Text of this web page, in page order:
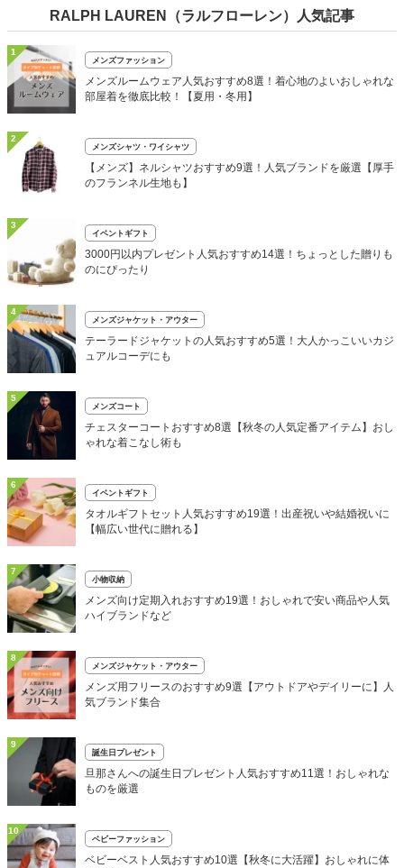
RALPH LAUREN（ラルフローレン）人気記事
1
メンズファッション
メンズルームウェア人気おすすめ8選！着心地のよいおしゃれな
部屋着を徹底比較！【夏用・冬用】
2
メンズシャツ・ワイシャツ
【メンズ】ネルシャツおすすめ9選！人気ブランドを厳選【厚手
のフランネル生地も】
3
イベントギフト
3000円以内プレゼント人気おすすめ14選！ちょっとした贈りも
のにぴったり
4
メンズジャケット・アウター
テーラードジャケットの人気おすすめ5選！大人かっこいいカジ
ュアルコーデにも
5
メンズコート
チェスターコートおすすめ8選【秋冬の人気定番アイテム】おし
ゃれな着こなし術も
6
イベントギフト
タオルギフトセット人気おすすめ19選！出産祝いや結婚祝いに
【幅広い世代に贈れる】
7
小物収納
メンズ向け定期入れおすすめ19選！おしゃれで安い商品や人気
ハイブランドなど
8
メンズジャケット・アウター
メンズ用フリースのおすすめ9選【アウトドアやデイリーに】人
気ブランド集合
9
誕生日プレゼント
旦那さんへの誕生日プレゼント人気おすすめ11選！おしゃれな
ものを厳選
10
ベビーファッション
ベビーベスト人気おすすめ10選【秋冬に大活躍】おしゃれに体